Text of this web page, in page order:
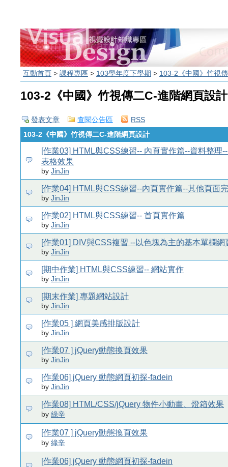
互動首頁 > 課程專區 > 103學年度下學期 > 103-2《中國》竹視
103-2《中國》竹視傳二C-進階網頁設計
發表文章 查閱公告區
RSS
103-2《中國》竹視傳二C-進階網頁設計
[作業03] HTML與CSS練習-- 內頁實作篇--資料整理
表格效果
by JinJin
[作業04] HTML與CSS練習--內頁實作篇--其他頁面
by JinJin
[作業02] HTML與CSS練習-- 首頁實作篇
by JinJin
[作業01] DIV與CSS複習 --以色塊為主的基本單欄網
by JinJin
[期中作業] HTML與CSS練習-- 網站實作
by JinJin
[期末作業] 專題網站設計
by JinJin
[作業05 ] 網頁美感排版設計
by JinJin
[作業07 ] jQuery動態換頁效果
by JinJin
[作業06] jQuery 動態網頁初探-fadein
by JinJin
[作業08] HTML/CSS/jQuery 物件小動畫、燈箱效果
by 綠辛
[作業07 ] jQuery動態換頁效果
by 綠辛
[作業06] jQuery 動態網頁初探-fadein